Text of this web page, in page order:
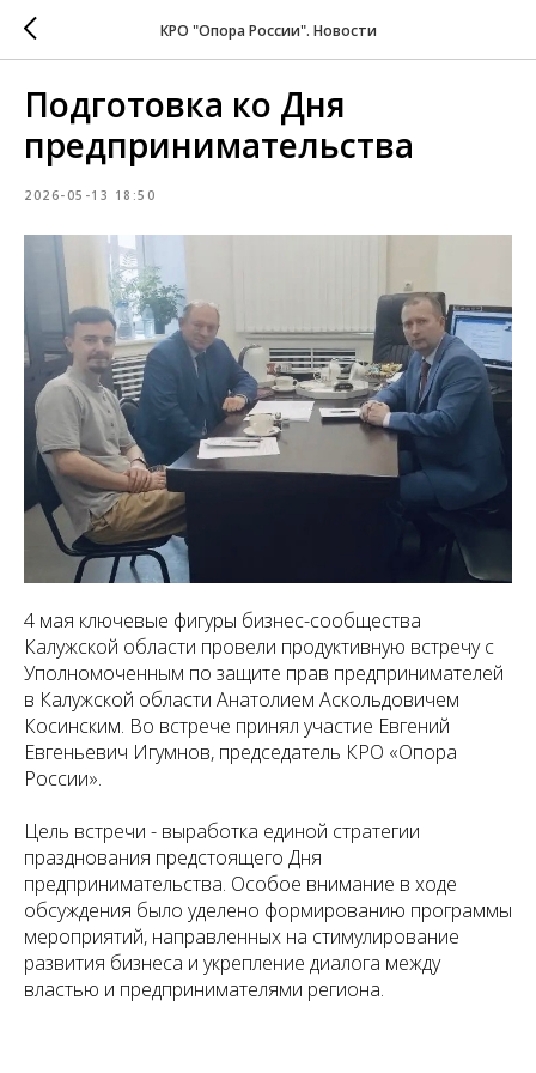
КРО "Опора России". Новости
Подготовка ко Дня
предпринимательства
2026-05-13 18:50
4 мая ключевые фигуры бизнес-сообщества
Калужской области провели продуктивную встречу с
Уполномоченным по защите прав предпринимателей
в Калужской области Анатолием Аскольдовичем
Косинским. Во встрече принял участие Евгений
Евгеньевич Игумнов, председатель КРО «Опора
России».
Цель встречи - выработка единой стратегии
празднования предстоящего Дня
предпринимательства. Особое внимание в ходе
обсуждения было уделено формированию программы
мероприятий, направленных на стимулирование
развития бизнеса и укрепление диалога между
властью и предпринимателями региона.